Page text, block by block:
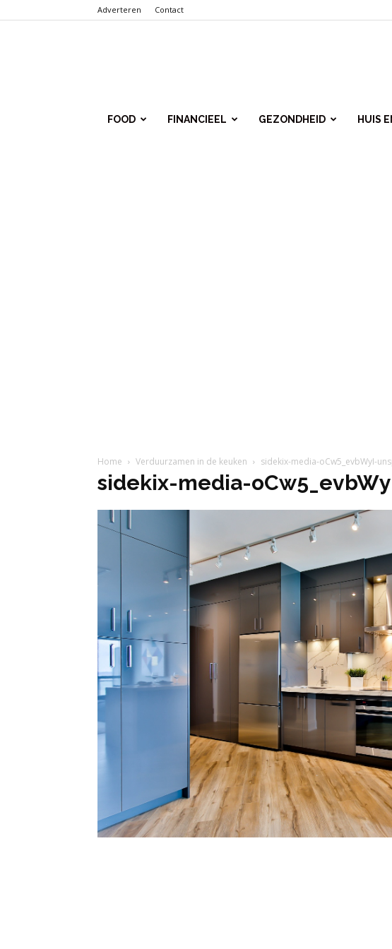
Adverteren Contact
FOOD FINANCIEEL GEZONDHEID HUIS
Home Verduurzamen in de keuken sidekix-media-oCw5_evbWyI-
sidekix-media-